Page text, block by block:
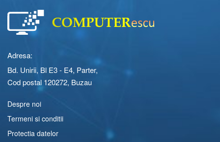
Adresa:
Bd. Unirii, Bl E3 - E4, Parter,
Cod postal 120272, Buzau
Despre noi
Termeni si conditii
Protectia datelor